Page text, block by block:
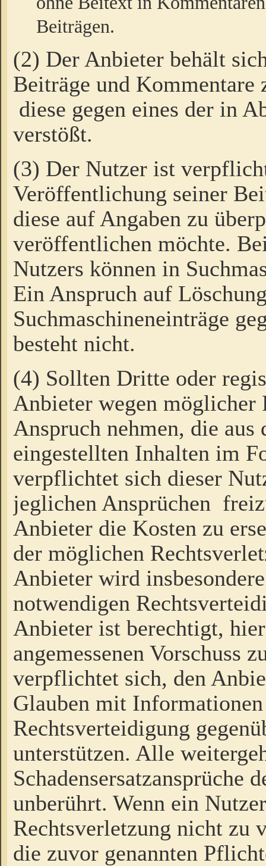
Beiträgen.
(2) Der Anbieter behält
Beiträge und Kommentare
diese gegen eines der in
verstößt.
(3) Der Nutzer ist
Veröffentlichung seiner
diese auf Angaben zu
veröffentlichen möchte.
Nutzers können in
Ein Anspruch auf
Suchmaschineneinträge
besteht nicht.
(4) Sollten Dritte oder
Anbieter wegen möglicher
Anspruch nehmen, die
eingestellten Inhalten im
verpflichtet sich dieser
jeglichen Ansprüchen
Anbieter die Kosten zu
der möglichen
Anbieter wird
notwendigen
Anbieter ist berechtigt,
angemessenen Vorschuss
verpflichtet sich, den
Glauben mit
Rechtsverteidigung
unterstützen. Alle
Schadensersatzansprüche
unberührt. Wenn ein
Rechtsverletzung nicht zu
die zuvor genannten